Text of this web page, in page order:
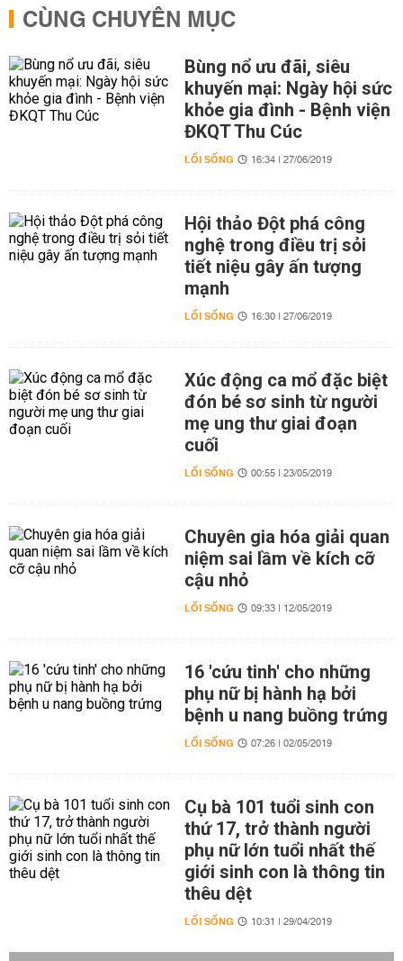
CÙNG CHUYÊN MỤC
Bùng nổ ưu đãi, siêu
khuyến mại: Ngày hội sức
khỏe gia đình - Bệnh viện
ĐKQT Thu Cúc
LỐI SỐNG 16:34 | 27/06/2019
Hội thảo Đột phá công
nghệ trong điều trị sỏi
tiết niệu gây ấn tượng
mạnh
LỐI SỐNG 16:30 | 27/06/2019
Xúc động ca mổ đặc biệt
đón bé sơ sinh từ người
mẹ ung thư giai đoạn
cuối
LỐI SỐNG 00:55 | 23/05/2019
Chuyên gia hóa giải quan
niệm sai lầm về kích cỡ
cậu nhỏ
LỐI SỐNG 09:33 | 12/05/2019
16 'cứu tinh' cho những
phụ nữ bị hành hạ bởi
bệnh u nang buồng trứng
LỐI SỐNG 07:26 | 02/05/2019
Cụ bà 101 tuổi sinh con
thứ 17, trở thành người
phụ nữ lớn tuổi nhất thế
giới sinh con là thông tin
thêu dệt
LỐI SỐNG 10:31 | 29/04/2019